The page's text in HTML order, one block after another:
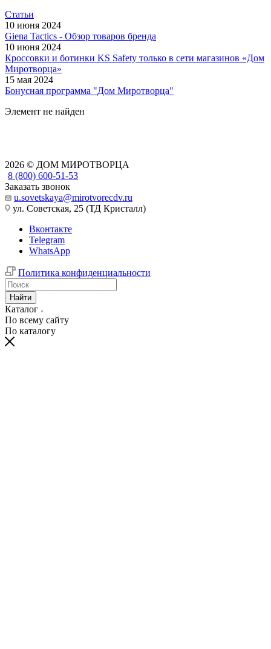
Статьи
10 июня 2024
Giena Tactics - Обзор товаров бренда
10 июня 2024
Кроссовки и ботинки KS Safety только в сети магазинов «Дом
Миротворца»
15 мая 2024
Бонусная программа "Дом Миротворца"
Элемент не найден
2026 © ДОМ МИРОТВОРЦА
8 (800) 600-51-53
Заказать звонок
u.sovetskaya@mirotvorecdv.ru
ул. Советская, 25 (ТД Кристалл)
Вконтакте
Telegram
WhatsApp
Политика конфиденциальности
Найти
Каталог
По всему сайту
По каталогу